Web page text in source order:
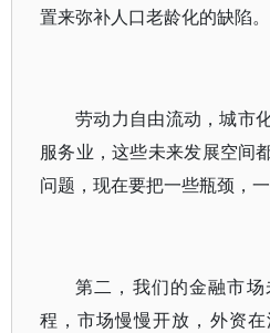
置来弥补人口老龄化的缺陷。
劳动力自由流动，城市
服务业，这些未来发展空间
问题，现在要把一些瓶颈，
第二，我们的金融市
程，市场慢慢开放，外资